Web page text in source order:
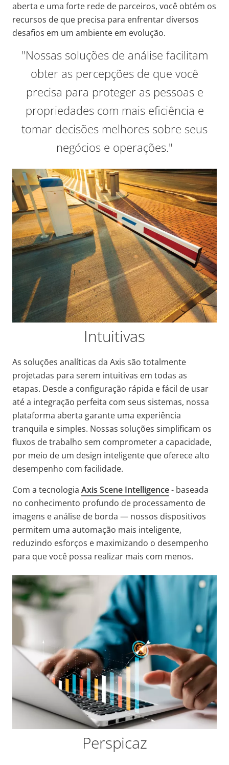
aberta e uma forte rede de parceiros, você obtém os
recursos de que precisa para enfrentar diversos
desafios em um ambiente em evolução.
"Nossas soluções de análise facilitam
obter as percepções de que você
precisa para proteger as pessoas e
propriedades com mais eficiência e
tomar decisões melhores sobre seus
negócios e operações."
Intuitivas
As soluções analíticas da Axis são totalmente
projetadas para serem intuitivas em todas as
etapas. Desde a configuração rápida e fácil de usar
até a integração perfeita com seus sistemas, nossa
plataforma aberta garante uma experiência
tranquila e simples. Nossas soluções simplificam os
fluxos de trabalho sem comprometer a capacidade,
por meio de um design inteligente que oferece alto
desempenho com facilidade.
Com a tecnologia Axis Scene Intelligence- baseada
no conhecimento profundo de processamento de
imagens e análise de borda — nossos dispositivos
permitem uma automação mais inteligente,
reduzindo esforços e maximizando o desempenho
para que você possa realizar mais com menos.
Perspicaz